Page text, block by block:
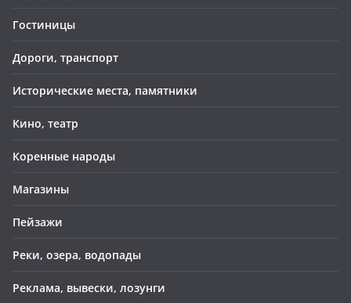
Гостиницы
Дороги, транспорт
Исторические места, памятники
Кино, театр
Коренные народы
Магазины
Пейзажи
Реки, озера, водопады
Реклама, вывески, лозунги